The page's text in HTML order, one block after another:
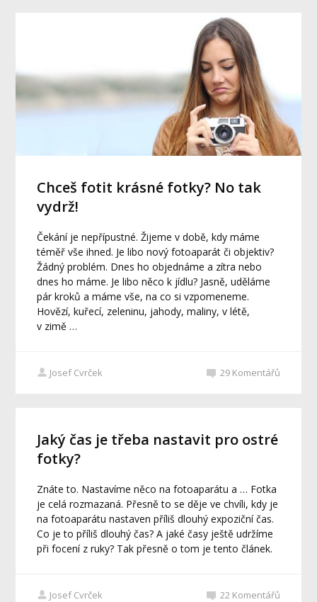
Chceš fotit krásné fotky? No tak
vydrž!
Čekání je nepřípustné. Žijeme v době, kdy máme
téměř vše ihned. Je libo nový fotoaparát či objektiv?
Žádný problém. Dnes ho objednáme a zítra nebo
dnes ho máme. Je libo něco k jídlu? Jasně, uděláme
pár kroků a máme vše, na co si vzpomeneme.
Hovězí, kuřecí, zeleninu, jahody, maliny, v létě,
v zimě …
Josef Cvrček 29 Komentářů
Jaký čas je třeba nastavit pro ostré
fotky?
Znáte to. Nastavíme něco na fotoaparátu a … Fotka
je celá rozmazaná. Přesně to se děje ve chvíli, kdy je
na fotoaparátu nastaven příliš dlouhý expoziční čas.
Co je to příliš dlouhý čas? A jaké časy ještě udržíme
při focení z ruky? Tak přesně o tom je tento článek.
Josef Cvrček 22 Komentářů